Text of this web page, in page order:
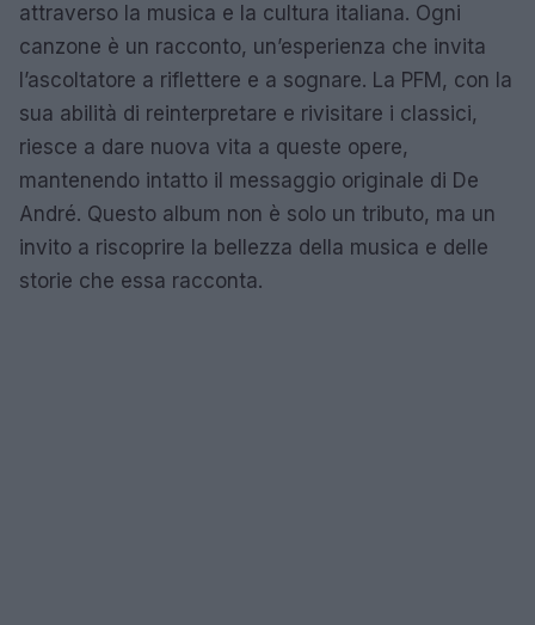
attraverso la musica e la cultura italiana. Ogni
canzone è un racconto, un’esperienza che invita
l’ascoltatore a riflettere e a sognare. La PFM, con la
sua abilità di reinterpretare e rivisitare i classici,
riesce a dare nuova vita a queste opere,
mantenendo intatto il messaggio originale di De
André. Questo album non è solo un tributo, ma un
invito a riscoprire la bellezza della musica e delle
storie che essa racconta.